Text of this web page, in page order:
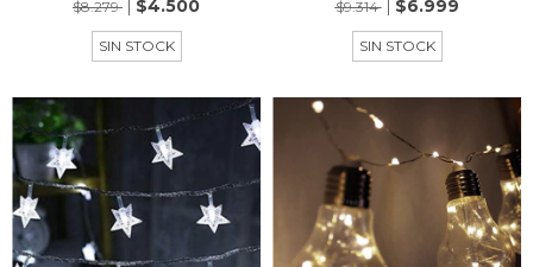
$8.279 $4.500
SIN STOCK
$9.314 $6.999
SIN STOCK